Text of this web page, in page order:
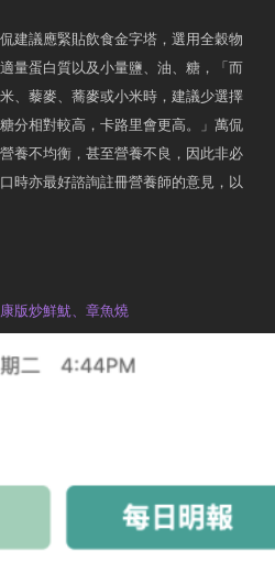
建議應緊貼飲食金字塔，選用全穀物
量蛋白質以及小量鹽、油、糖，「而
、藜麥、蕎麥或小米時，建議少選擇
分相對較高，卡路里會更高。」萬侃
養不均衡，甚至營養不良，因此非必
時亦最好諮詢註冊營養師的意見，以
版炒鮮魷、章魚燒